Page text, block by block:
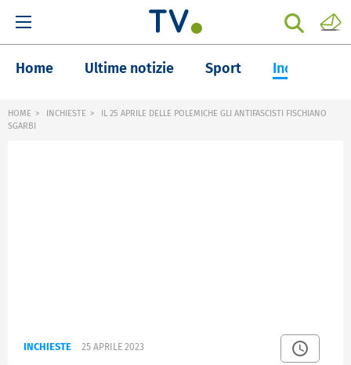
Home Ultime notizie Sport Inchieste
HOME INCHIESTE
IL 25 APRILE DELLE POLEMICHE GLI ANTIFASCISTI FISCHIANO
SGARBI
INCHIESTE 25 APRILE 2023